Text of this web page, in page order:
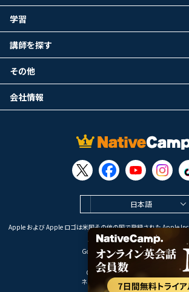
日本語
Apple および Apple ロゴは米国その他の国で登録された Apple
Apple Inc. のサービスマークです。
Google Play は Google LLC の商標です。
Copyright © 2026 オンライン英会話
ネイティブキャンプ All Rights
学習
講師を探す
その他
会社情報